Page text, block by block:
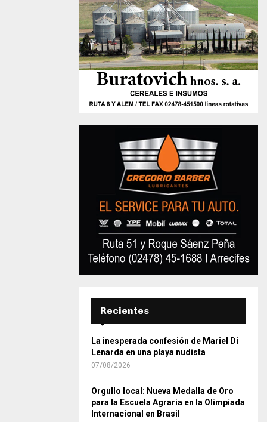
Recientes
La inesperada confesión de Mariel Di
Lenarda en una playa nudista
07/08/2026
Orgullo local: Nueva Medalla de Oro
para la Escuela Agraria en la Olimpíada
Internacional en Brasil